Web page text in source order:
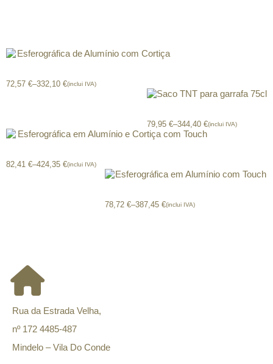
72,57 €–332,10 €(inclui IVA)
79,95 €–344,40 €(inclui IVA)
82,41 €–424,35 €(inclui IVA)
78,72 €–387,45 €(inclui IVA)
Rua da Estrada Velha,
nº 172 4485-487
Mindelo – Vila Do Conde